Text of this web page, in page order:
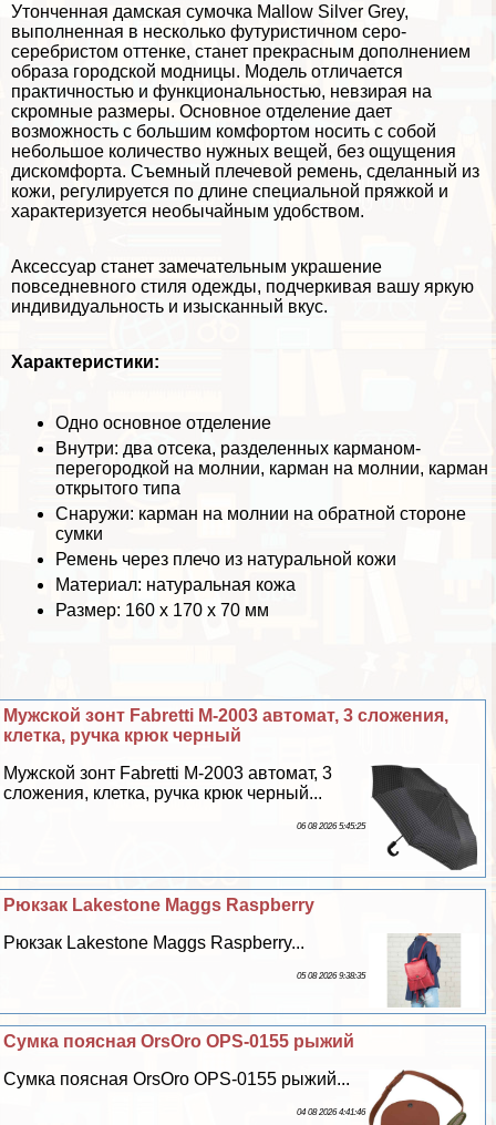
Утонченная дамская сумочка Mallow Silver Grey,
выполненная в несколько футуристичном серо-
серебристом оттенке, станет прекрасным дополнением
образа городской модницы. Модель отличается
пpaктичностью и функциональностью, невзирая на
скромные размеры. Основное отделение дает
возможность с большим комфортом носить с собой
небольшое количество нужных вещей, без ощущения
дискомфорта. Съемный плечевой ремень, сделанный из
кожи, регулируется по длине специальной пряжкой и
хаpaктеризуется необычайным удобством.
Аксессуар станет замечательным украшение
повседневного стиля одежды, подчеркивая вашу яркую
индивидуальность и изысканный вкус.
Хаpaктеристики:
Одно основное отделение
Внутри: два отсека, разделенных карманом-
перегородкой на молнии, карман на молнии, карман
открытого типа
Снаружи: карман на молнии на обратной стороне
сумки
Ремень через плечо из натуральной кожи
Материал: натуральная кожа
Размер: 160 х 170 х 70 мм
Мужской зонт Fabretti M-2003 автомат, 3 сложения,
клетка, ручка крюк черный
Мужской зонт Fabretti M-2003 автомат, 3
сложения, клетка, ручка крюк черный...
06 08 2026 5:45:25
Рюкзак Lakestone Maggs Raspberry
Рюкзак Lakestone Maggs Raspberry...
05 08 2026 9:38:35
Сумка поясная OrsOro OPS-0155 рыжий
Сумка поясная OrsOro OPS-0155 рыжий...
04 08 2026 4:41:46